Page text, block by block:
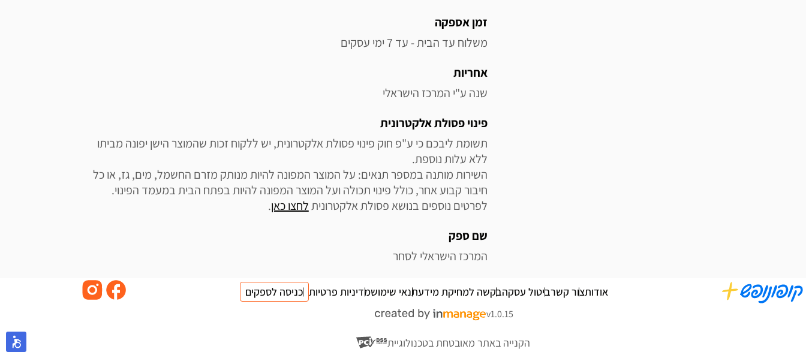
זמן אספקה
משלוח עד הבית - עד 7 ימי עסקים
אחריות
שנה ע"י המרכז הישראלי
פינוי פסולת אלקטרונית
לפרטים נוספים בנושא פסולת אלקטרונית לחצו כאן.
שם ספק
המרכז הישראלי לסחר
אודותצור קשרביטול עסקהבקשה למחיקת מידעתנאי שימושמדיניות פרטיות כניסה לספקים
v1.0.15
הקנייה באתר מאובטחת בטכנולוגיית